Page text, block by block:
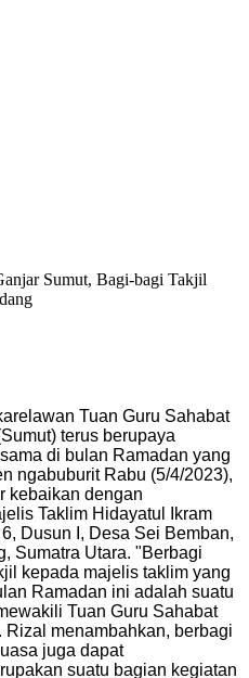
Tuan Guru Sahabat
terus berupaya
di bulan Ramadan yang
ngabuburit Rabu (5/4/2023),
kebaikan dengan
Taklim Hidayatul Ikram
Dusun I, Desa Sei Bemban,
Sumatra Utara. "Berbagi
kepada majelis taklim yang
Ramadan ini adalah suatu
Tuan Guru Sahabat
menambahkan, berbagi
juga dapat
suatu bagian kegiatan